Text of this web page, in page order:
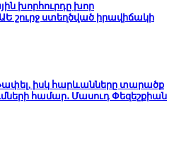
խորհուրդը խոր
շուրջ ստեղծված իրավիճակի
իսկ հարևանները տարածք
համար․ Մասուդ Փեզեշքիան